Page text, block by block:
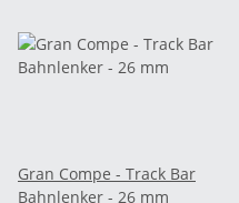
Gran Compe - Track Bar
Bahnlenker - 26 mm